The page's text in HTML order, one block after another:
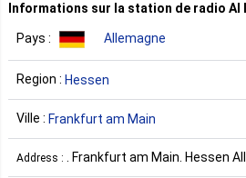
Informations sur la station de radio Al
Pays : Allemagne
Region : Hessen
Ville : Frankfurt am Main
Address : . Frankfurt am Main. Hessen